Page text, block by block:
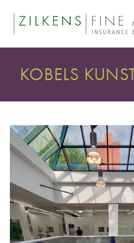
KOBELS